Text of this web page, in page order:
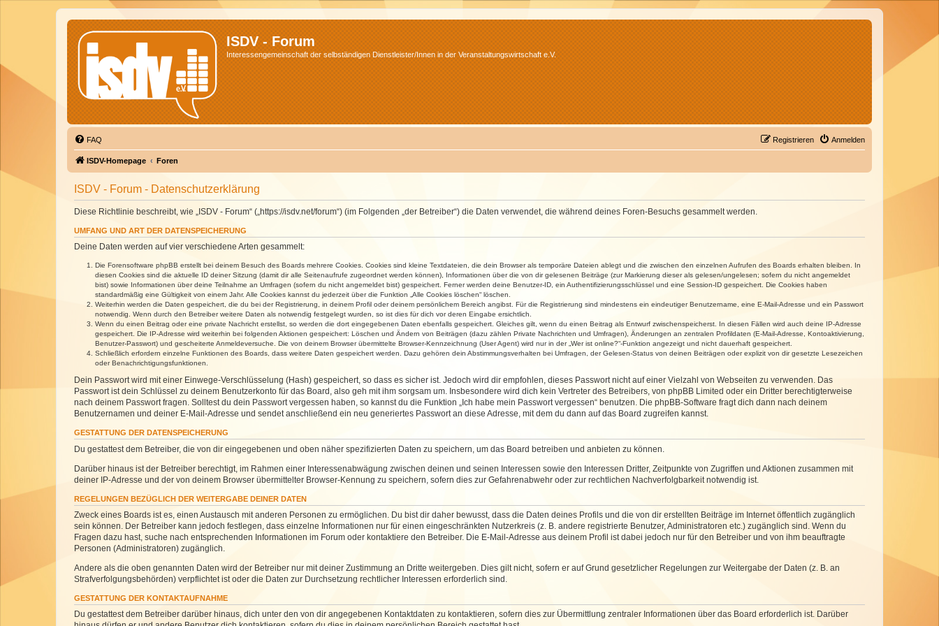
ISDV - Forum
Interessengemeinschaft der selbständigen Dienstleister/Innen in der Veranstaltungswirtschaft e.V.
FAQ Anmelden
Registrieren
ISDV-Homepage Foren
ISDV - Forum - Datenschutzerklärung
Diese Richtlinie beschreibt, wie „ISDV - Forum“ („https://isdv.net/forum“) (im Folgenden „der Betreiber“) die Daten verwendet, die während deines Foren-Besuchs gesammelt werden.
UMFANG UND ART DER DATENSPEICHERUNG
Deine Daten werden auf vier verschiedene Arten gesammelt:
Die Forensoftware phpBB erstellt bei deinem Besuch des Boards mehrere Cookies. Cookies sind kleine Textdateien, die dein Browser als temporäre Dateien ablegt und die zwischen den einzelnen Aufrufen des Boards erhalten bleiben. In
diesen Cookies sind die aktuelle ID deiner Sitzung (damit dir alle Seitenaufrufe zugeordnet werden können), Informationen über die von dir gelesenen Beiträge (zur Markierung dieser als gelesen/ungelesen; sofern du nicht angemeldet
bist) sowie Informationen über deine Teilnahme an Umfragen (sofern du nicht angemeldet bist) gespeichert. Ferner werden deine Benutzer-ID, ein Authentifizierungsschlüssel und eine Session-ID gespeichert. Die Cookies haben
standardmäßig eine Gültigkeit von einem Jahr. Alle Cookies kannst du jederzeit über die Funktion „Alle Cookies löschen“ löschen.
Weiterhin werden die Daten gespeichert, die du bei der Registrierung, in deinem Profil oder deinem persönlichem Bereich angibst. Für die Registrierung sind mindestens ein eindeutiger Benutzername, eine E-Mail-Adresse und ein Passwort
notwendig. Wenn durch den Betreiber weitere Daten als notwendig festgelegt wurden, so ist dies für dich vor deren Eingabe ersichtlich.
Wenn du einen Beitrag oder eine private Nachricht erstellst, so werden die dort eingegebenen Daten ebenfalls gespeichert. Gleiches gilt, wenn du einen Beitrag als Entwurf zwischenspeicherst. In diesen Fällen wird auch deine IP-Adresse
gespeichert. Die IP-Adresse wird weiterhin bei folgenden Aktionen gespeichert: Löschen und Ändern von Beiträgen (dazu zählen Private Nachrichten und Umfragen), Änderungen an zentralen Profildaten (E-Mail-Adresse, Kontoaktivierung,
Benutzer-Passwort) und gescheiterte Anmeldeversuche. Die von deinem Browser übermittelte Browser-Kennzeichnung (User Agent) wird nur in der „Wer ist online?“-Funktion angezeigt und nicht dauerhaft gespeichert.
Schließlich erfordern einzelne Funktionen des Boards, dass weitere Daten gespeichert werden. Dazu gehören dein Abstimmungsverhalten bei Umfragen, der Gelesen-Status von deinen Beiträgen oder explizit von dir gesetzte Lesezeichen
oder Benachrichtigungsfunktionen.
Dein Passwort wird mit einer Einwege-Verschlüsselung (Hash) gespeichert, so dass es sicher ist. Jedoch wird dir empfohlen, dieses Passwort nicht auf einer Vielzahl von Webseiten zu verwenden. Das
Passwort ist dein Schlüssel zu deinem Benutzerkonto für das Board, also geh mit ihm sorgsam um. Insbesondere wird dich kein Vertreter des Betreibers, von phpBB Limited oder ein Dritter berechtigterweise
nach deinem Passwort fragen. Solltest du dein Passwort vergessen haben, so kannst du die Funktion „Ich habe mein Passwort vergessen“ benutzen. Die phpBB-Software fragt dich dann nach deinem
Benutzernamen und deiner E-Mail-Adresse und sendet anschließend ein neu generiertes Passwort an diese Adresse, mit dem du dann auf das Board zugreifen kannst.
GESTATTUNG DER DATENSPEICHERUNG
Du gestattest dem Betreiber, die von dir eingegebenen und oben näher spezifizierten Daten zu speichern, um das Board betreiben und anbieten zu können.
Darüber hinaus ist der Betreiber berechtigt, im Rahmen einer Interessenabwägung zwischen deinen und seinen Interessen sowie den Interessen Dritter, Zeitpunkte von Zugriffen und Aktionen zusammen mit
deiner IP-Adresse und der von deinem Browser übermittelter Browser-Kennung zu speichern, sofern dies zur Gefahrenabwehr oder zur rechtlichen Nachverfolgbarkeit notwendig ist.
REGELUNGEN BEZÜGLICH DER WEITERGABE DEINER DATEN
Zweck eines Boards ist es, einen Austausch mit anderen Personen zu ermöglichen. Du bist dir daher bewusst, dass die Daten deines Profils und die von dir erstellten Beiträge im Internet öffentlich zugänglich
sein können. Der Betreiber kann jedoch festlegen, dass einzelne Informationen nur für einen eingeschränkten Nutzerkreis (z. B. andere registrierte Benutzer, Administratoren etc.) zugänglich sind. Wenn du
Fragen dazu hast, suche nach entsprechenden Informationen im Forum oder kontaktiere den Betreiber. Die E-Mail-Adresse aus deinem Profil ist dabei jedoch nur für den Betreiber und von ihm beauftragte
Personen (Administratoren) zugänglich.
Andere als die oben genannten Daten wird der Betreiber nur mit deiner Zustimmung an Dritte weitergeben. Dies gilt nicht, sofern er auf Grund gesetzlicher Regelungen zur Weitergabe der Daten (z. B. an
Strafverfolgungsbehörden) verpflichtet ist oder die Daten zur Durchsetzung rechtlicher Interessen erforderlich sind.
GESTATTUNG DER KONTAKTAUFNAHME
Du gestattest dem Betreiber darüber hinaus, dich unter den von dir angegebenen Kontaktdaten zu kontaktieren, sofern dies zur Übermittlung zentraler Informationen über das Board erforderlich ist. Darüber